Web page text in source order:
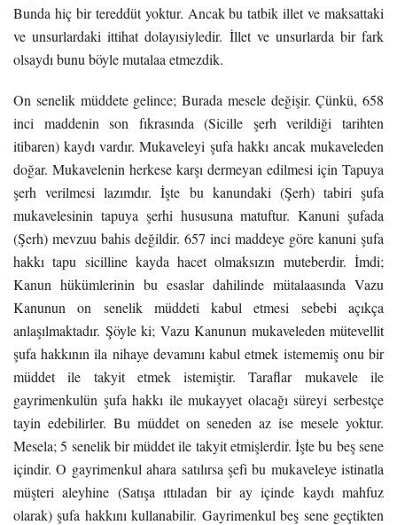
Bunda hiç bir tereddüt yoktur. Ancak bu tatbik illet ve maksattaki
ve unsurlardaki ittihat dolayısiyledir. İllet ve unsurlarda bir fark
olsaydı bunu böyle mutalaa etmezdik.
On senelik müddete gelince; Burada mesele değişir. Çünkü, 658
inci maddenin son fıkrasında (Sicille şerh verildiği tarihten
itibaren) kaydı vardır. Mukaveleyi şufa hakkı ancak mukaveleden
doğar. Mukavelenin herkese karşı dermeyan edilmesi için Tapuya
şerh verilmesi lazımdır. İşte bu kanundaki (Şerh) tabiri şufa
mukavelesinin tapuya şerhi hususuna matuftur. Kanuni şufada
(Şerh) mevzuu bahis değildir. 657 inci maddeye göre kanuni şufa
hakkı tapu sicilline kayda hacet olmaksızın muteberdir. İmdi;
Kanun hükümlerinin bu esaslar dahilinde mütalaasında Vazu
Kanunun on senelik müddeti kabul etmesi sebebi açıkça
anlaşılmaktadır. Şöyle ki; Vazu Kanunun mukaveleden mütevellit
şufa hakkının ila nihaye devamını kabul etmek istememiş onu bir
müddet ile takyit etmek istemiştir. Taraflar mukavele ile
gayrimenkulün şufa hakkı ile mukayyet olacağı süreyi serbestçe
tayin edebilirler. Bu müddet on seneden az ise mesele yoktur.
Mesela; 5 senelik bir müddet ile takyit etmişlerdir. İşte bu beş sene
içindir. O gayrimenkul ahara satılırsa şefi bu mukaveleye istinatla
müşteri aleyhine (Satışa ıttıladan bir ay içinde kaydı mahfuz
olarak) şufa hakkını kullanabilir. Gayrimenkul beş sene geçtikten